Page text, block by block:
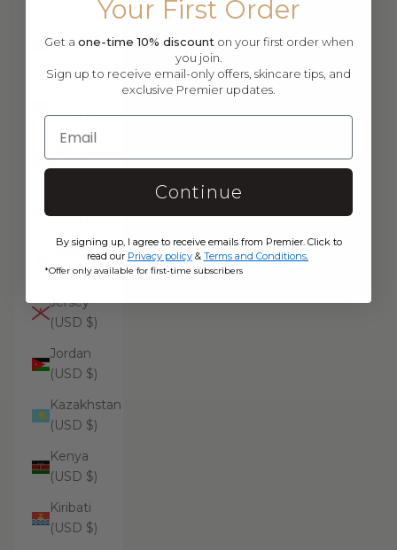
Man (USD
$)
(USD $)
Italy (USD
$)
(USD $)
Japan
(USD $)
Jersey
(USD $)
Jordan
(USD $)
Kazakhstan
(USD $)
Kenya
(USD $)
Kiribati
(USD $)
Your First Order
Get a one-time 10% discount on your first order when
you join.
Sign up to receive email-only offers, skincare tips, and
exclusive Premier updates.
Continue
By signing up, I agree to receive emails from Premier. Click to
read our Privacy policy& Terms and Conditions.
*Offer only available for first-time subscribers